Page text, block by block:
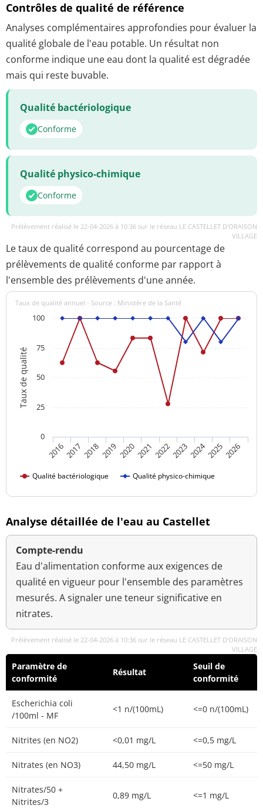
Contrôles de qualité de référence
Analyses complémentaires approfondies pour évaluer la
qualité globale de l'eau potable. Un résultat non
conforme indique une eau dont la qualité est dégradée
mais qui reste buvable.
Qualité bactériologique
Conforme
Qualité physico-chimique
Conforme
Prélèvement réalisé le 22-04-2026 à 10:36 sur le réseau LE CASTELLET D'ORAISON
VILLAGE
Le taux de qualité correspond au pourcentage de
prélèvements de qualité conforme par rapport à
l'ensemble des prélèvements d'une année.
Taux de qualité
Taux de qualité annuel - Source : Ministère de la Santé
Qualité bactériologique Qualité physico-chimique
20162017 201820192020202120222023202420252026
0
25
50
75
100
Analyse détaillée de l'eau au Castellet
Compte-rendu
Eau d'alimentation conforme aux exigences de
qualité en vigueur pour l'ensemble des paramètres
mesurés. A signaler une teneur significative en
nitrates.
Prélèvement réalisé le 22-04-2026 à 10:36 sur le réseau LE CASTELLET D'ORAISON
VILLAGE
Paramètre de
conformité
Résultat
Seuil de
conformité
Escherichia coli
/100ml - MF
<1 n/(100mL) <=0 n/(100mL)
Nitrites (en NO2) <0,01 mg/L <=0,5 mg/L
Nitrates (en NO3) 44,50 mg/L <=50 mg/L
Nitrates/50 +
Nitrites/3
0,89 mg/L <=1 mg/L